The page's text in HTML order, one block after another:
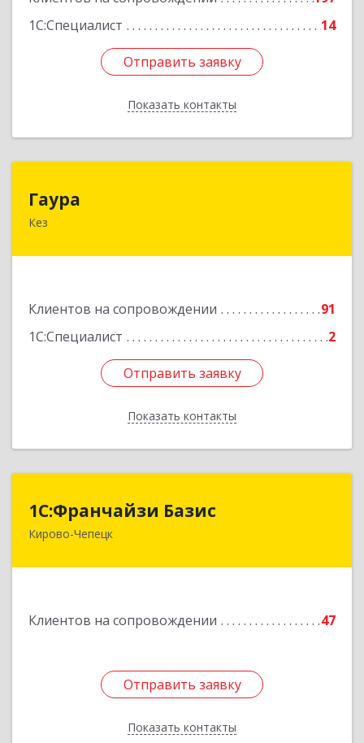
1С:Специалист
14
Отправить заявку
Показать контакты
Отправить заявку
Назад
Гаура
Кез
Клиентов на сопровождении
91
1С:Специалист
2
Отправить заявку
Показать контакты
Отправить заявку
Назад
1С:Франчайзи Базис
Кирово-Чепецк
Клиентов на сопровождении 47
Отправить заявку
Показать контакты
613044, Кировская обл, город Кирово-Чепецк
Подробнее
Отправить заявку
Назад